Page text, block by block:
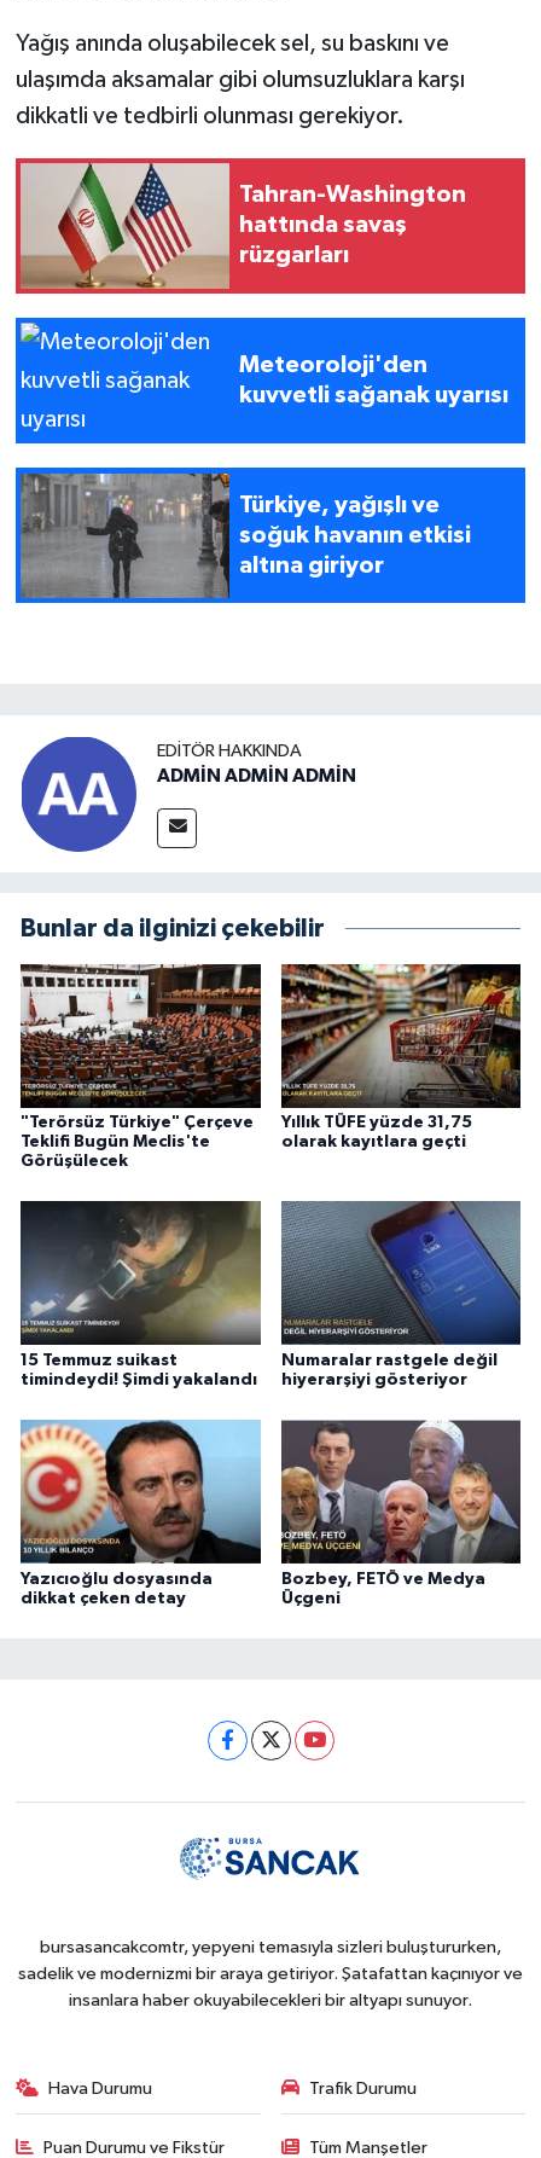
Yağış anında oluşabilecek sel, su baskını ve
ulaşımda aksamalar gibi olumsuzluklara karşı
dikkatli ve tedbirli olunması gerekiyor.
Tahran-Washington
hattında savaş
rüzgarları
Meteoroloji'den
kuvvetli sağanak uyarısı
Türkiye, yağışlı ve
soğuk havanın etkisi
altına giriyor
EDITÖR HAKKINDA
ADMİN ADMİN ADMİN
Bunlar da ilginizi çekebilir
"Terörsüz Türkiye" Çerçeve
Teklifi Bugün Meclis'te
Görüşülecek
Yıllık TÜFE yüzde 31,75
olarak kayıtlara geçti
15 Temmuz suikast
timindeydi! Şimdi yakalandı
Numaralar rastgele değil
hiyerarşiyi gösteriyor
Yazıcıoğlu dosyasında
dikkat çeken detay
Bozbey, FETÖ ve Medya
Üçgeni
bursasancakcomtr, yepyeni temasıyla sizleri buluştururken,
sadelik ve modernizmi bir araya getiriyor. Şatafattan kaçınıyor ve
insanlara haber okuyabilecekleri bir altyapı sunuyor.
Hava Durumu Trafik Durumu
Puan Durumu ve Fikstür Tüm Manşetler